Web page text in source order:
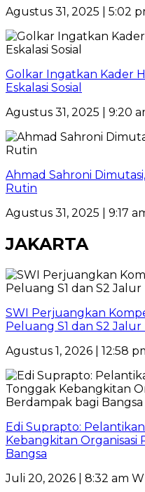
Agustus 31, 2025 | 5:02
Golkar Ingatkan Kader
Eskalasi Sosial
Agustus 31, 2025 | 9:20
Ahmad Sahroni
Rutin
Agustus 31, 2025 | 9:17
JAKARTA
SWI Perjuangkan
Peluang S1 dan S2 Jalur
Agustus 1, 2026 | 12:58
Edi Suprapto:
Kebangkitan Organisasi
Bangsa
Juli 20, 2026 | 8:32 am